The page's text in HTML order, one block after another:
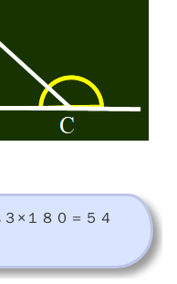
×１８０＝５４